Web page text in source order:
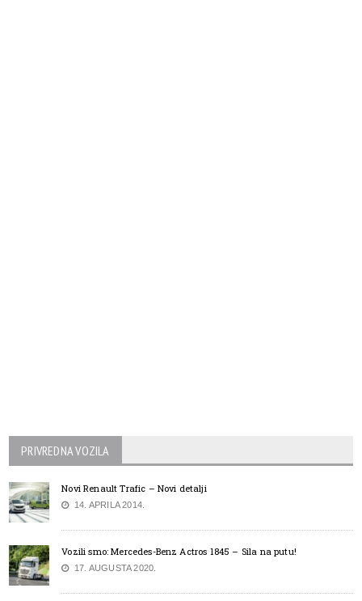
PRIVREDNA VOZILA
Novi Renault Trafic – Novi detalji
14. APRILA 2014.
Vozili smo: Mercedes-Benz Actros 1845 – Sila na putu!
17. AUGUSTA 2020.